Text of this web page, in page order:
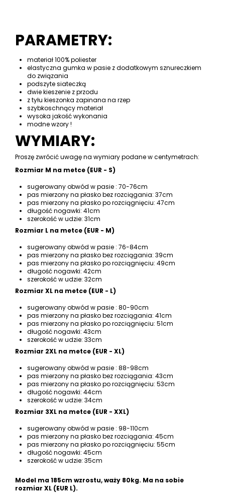
PARAMETRY:
materiał 100% poliester
elastyczna gumka w pasie z dodatkowym sznureczkiem
do związania
podszyte siateczką
dwie kieszenie z przodu
z tyłu kieszonka zapinana na rzep
szybkoschnący materiał
wysoka jakość wykonania
modne wzory !
WYMIARY:
Proszę zwrócić uwagę na wymiary podane w centymetrach:
Rozmiar M na metce (EUR - S)
sugerowany obwód w pasie : 70-76cm
pas mierzony na płasko bez rozciągania: 37cm
pas mierzony na płasko po rozciągnięciu: 47cm
długość nogawki: 41cm
szerokość w udzie: 31cm
Rozmiar L na metce (EUR - M)
sugerowany obwód w pasie : 76-84cm
pas mierzony na płasko bez rozciągania: 39cm
pas mierzony na płasko po rozciągnięciu: 49cm
długość nogawki: 42cm
szerokość w udzie: 32cm
Rozmiar XL na metce (EUR - L)
sugerowany obwód w pasie : 80-90cm
pas mierzony na płasko bez rozciągania: 41cm
pas mierzony na płasko po rozciągnięciu: 51cm
długość nogawki: 43cm
szerokość w udzie: 33cm
Rozmiar 2XL na metce (EUR - XL)
sugerowany obwód w pasie : 88-98cm
pas mierzony na płasko bez rozciągania: 43cm
pas mierzony na płasko po rozciągnięciu: 53cm
długość nogawki: 44cm
szerokość w udzie: 34cm
Rozmiar 3XL na metce (EUR - XXL)
sugerowany obwód w pasie : 98-110cm
pas mierzony na płasko bez rozciągania: 45cm
pas mierzony na płasko po rozciągnięciu: 55cm
długość nogawki: 45cm
szerokość w udzie: 35cm
Model ma 185cm wzrostu, waży 80kg. Ma na sobie
rozmiar XL (EUR L).